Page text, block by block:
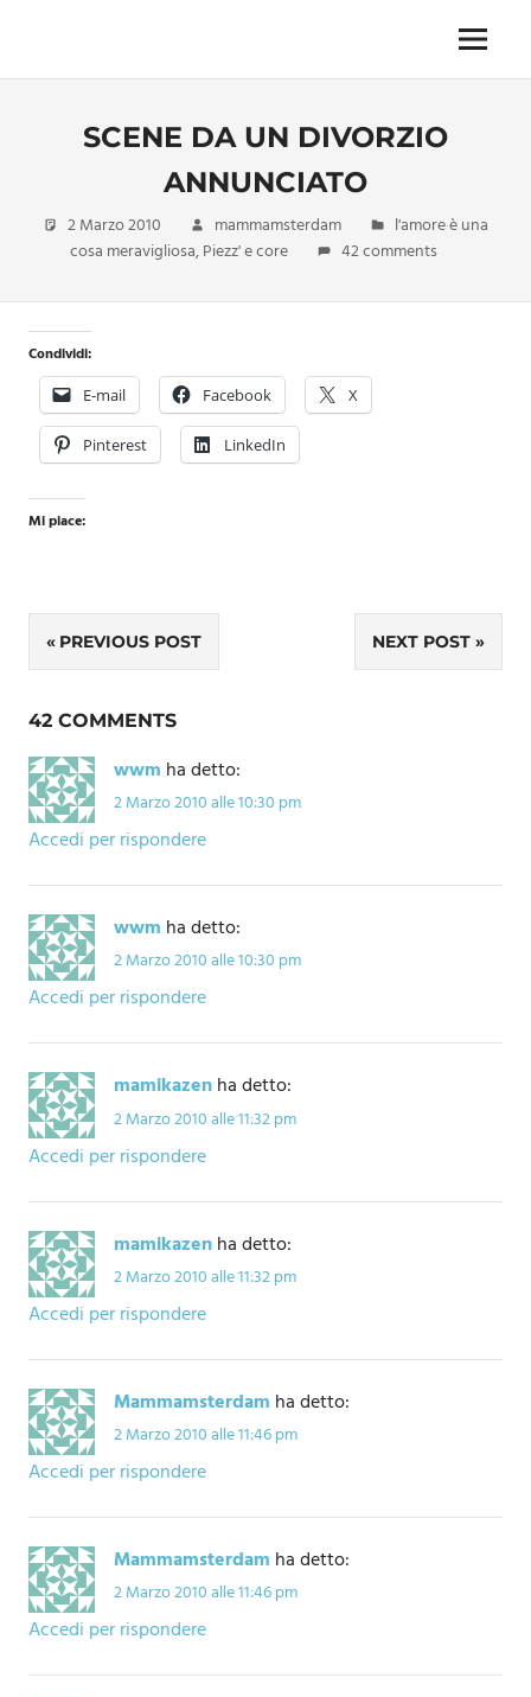
content
imprescindibile,
inevitabile
oggi
anche
e
nuova
confezione
migliorata
Menu
SCENE DA UN DIVORZIO
ANNUNCIATO
2 Marzo 2010 mammamsterdam
l'amore è una
cosa meravigliosa,Piezz' e core 42 comments
Condividi:
E-mail Facebook X
Pinterest LinkedIn
Mi piace:
Navigazione
articoli
PREVIOUS POST NEXT POST
42 COMMENTS
wwm ha detto:
2 Marzo 2010 alle 10:30 pm
Accedi per rispondere
wwm ha detto:
2 Marzo 2010 alle 10:30 pm
Accedi per rispondere
mamikazenha detto:
2 Marzo 2010 alle 11:32 pm
Accedi per rispondere
mamikazenha detto:
2 Marzo 2010 alle 11:32 pm
Accedi per rispondere
Mammamsterdam ha detto:
2 Marzo 2010 alle 11:46 pm
Accedi per rispondere
Mammamsterdam ha detto:
2 Marzo 2010 alle 11:46 pm
Accedi per rispondere